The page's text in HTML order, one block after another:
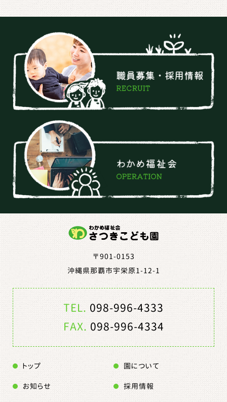
〒901-0153
沖縄県那覇市宇栄原1-12-1
TEL.098-996-4333
FAX.098-996-4334
トップ 園について
お知らせ 採用情報